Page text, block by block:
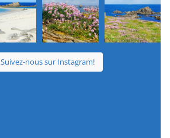
Suivez-nous sur Instagram!